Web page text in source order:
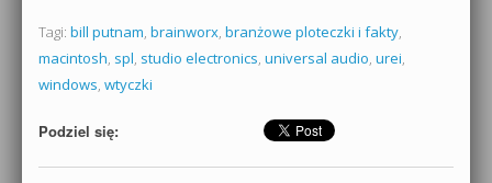
Tagi: bill putnam, brainworx, branżowe ploteczki i fakty,
macintosh, spl, studio electronics, universal audio, urei,
windows, wtyczki
Podziel się: